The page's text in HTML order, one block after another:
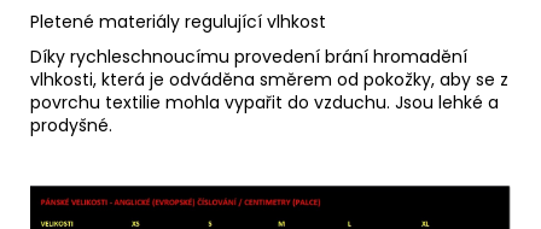
Pletené materiály regulující vlhkost
Díky rychleschnoucímu provedení brání hromadění
vlhkosti, která je odváděna směrem od pokožky, aby se z
povrchu textilie mohla vypařit do vzduchu. Jsou lehké a
prodyšné.